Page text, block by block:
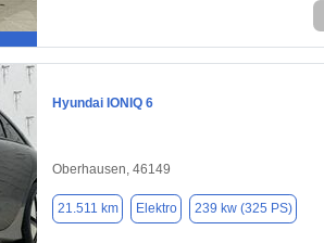
Hyundai IONIQ 6
Oberhausen, 46149
21.511 km Elektro 239 kw (325 PS)